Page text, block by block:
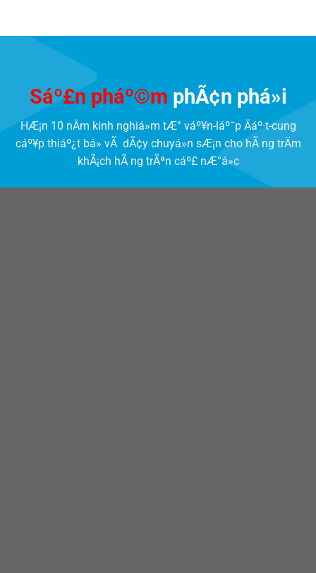
Sáº£n pháº©m phÃ¢n phá»i
HÆ¡n 10 nÄm kinh nghiá»m tÆ° váº¥n-láº¯p Äáº·t-cung
cáº¥p thiáº¿t bá» vÃ dÃ¢y chuyá»n sÆ¡n cho hÃ ng trÄm
khÃ¡ch hÃ ng trÃªn cáº£ nÆ°á»c